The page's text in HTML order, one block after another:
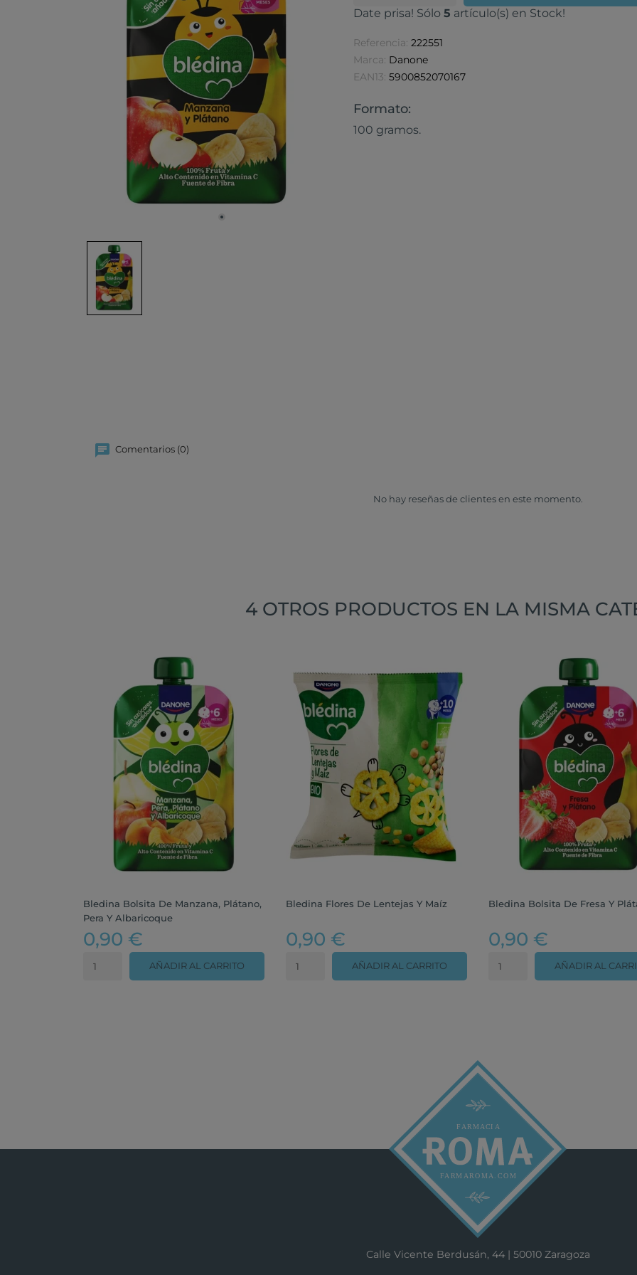
Date prisa! Sólo 5 artículo(s) en Stock!
Referencia: 222551
Marca: Danone
EAN13: 5900852070167
Formato:
100 gramos.
Comentarios (0)
No hay reseñas de clientes en este momento.
4 OTROS PRODUCTOS EN LA MISMA
Bledina Bolsita De Manzana, Plátano,
Pera Y Albaricoque
0,90 €
AÑADIR AL CARRITO
Bledina Flores De Lentejas Y Maíz
0,90 €
AÑADIR AL CARRITO
Bledina Bolsita De Fresa Y
0,90 €
AÑADIR AL
Calle Vicente Berdusán, 44 | 50010 Zaragoza